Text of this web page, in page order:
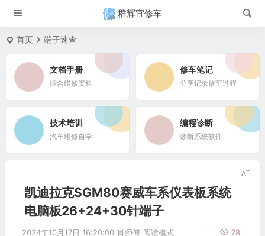
群辉宜修车
首页 端子速查
文档手册
综合维修资料
修车笔记
分享记录修车过程
技术培训
汽车维修自学
编程诊断
诊断系统软件
凯迪拉克SGM80赛威车系仪表板系统
电脑板26+24+30针端子
2024年10月17日 16:20:00 肖师傅 78
阅读模式